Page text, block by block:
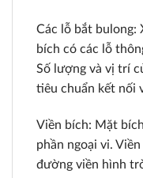
Các lỗ bắt bulong:
bích có các lỗ
Số lượng và vị trí
tiêu chuẩn kết nối
Viền bích: Mặt
phần ngoại vi.
đường viền hình